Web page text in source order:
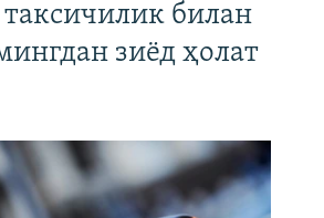
билан
зиёд ҳолат